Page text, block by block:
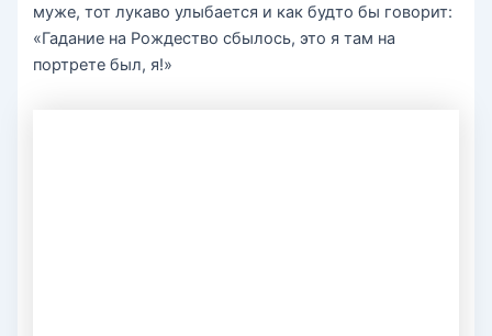
муже, тот лукаво улыбается и как будто бы говорит:
«Гадание на Рождество сбылось, это я там на
портрете был, я!»